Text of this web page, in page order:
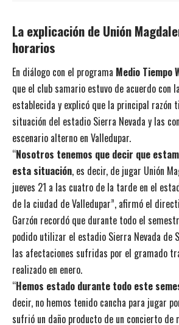
La explicación de Unión
horarios
En diálogo con el programa Medio Tiempo
que el club samario estuvo de acuerdo con
establecida y explicó que la principal razón
situación del estadio Sierra Nevada y las
escenario alterno en Valledupar.
“Nosotros tenemos que decir que
esta situación, es decir, de jugar Unión
jueves 21 a las cuatro de la tarde en el
de la ciudad de Valledupar”, afirmó el
Garzón recordó que durante todo el
podido utilizar el estadio Sierra Nevada de
las afectaciones sufridas por el gramado
realizado en enero.
“Hemos estado durante todo este
decir, no hemos tenido cancha para jugar
sufrió un daño producto de un concierto de